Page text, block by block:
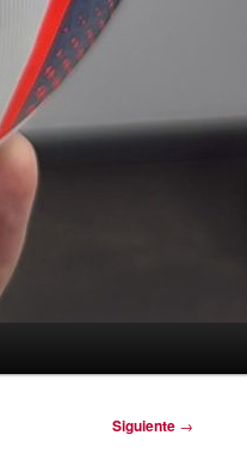
Siguiente →